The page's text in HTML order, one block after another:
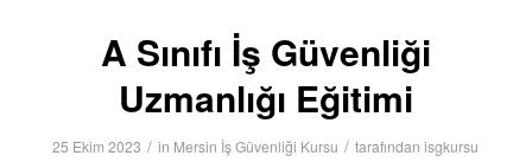
A Sınıfı İş Güvenliği
Uzmanlığı Eğitimi
25 Ekim 2023 / in Mersin İş Güvenliği Kursu / tarafındanisgkursu